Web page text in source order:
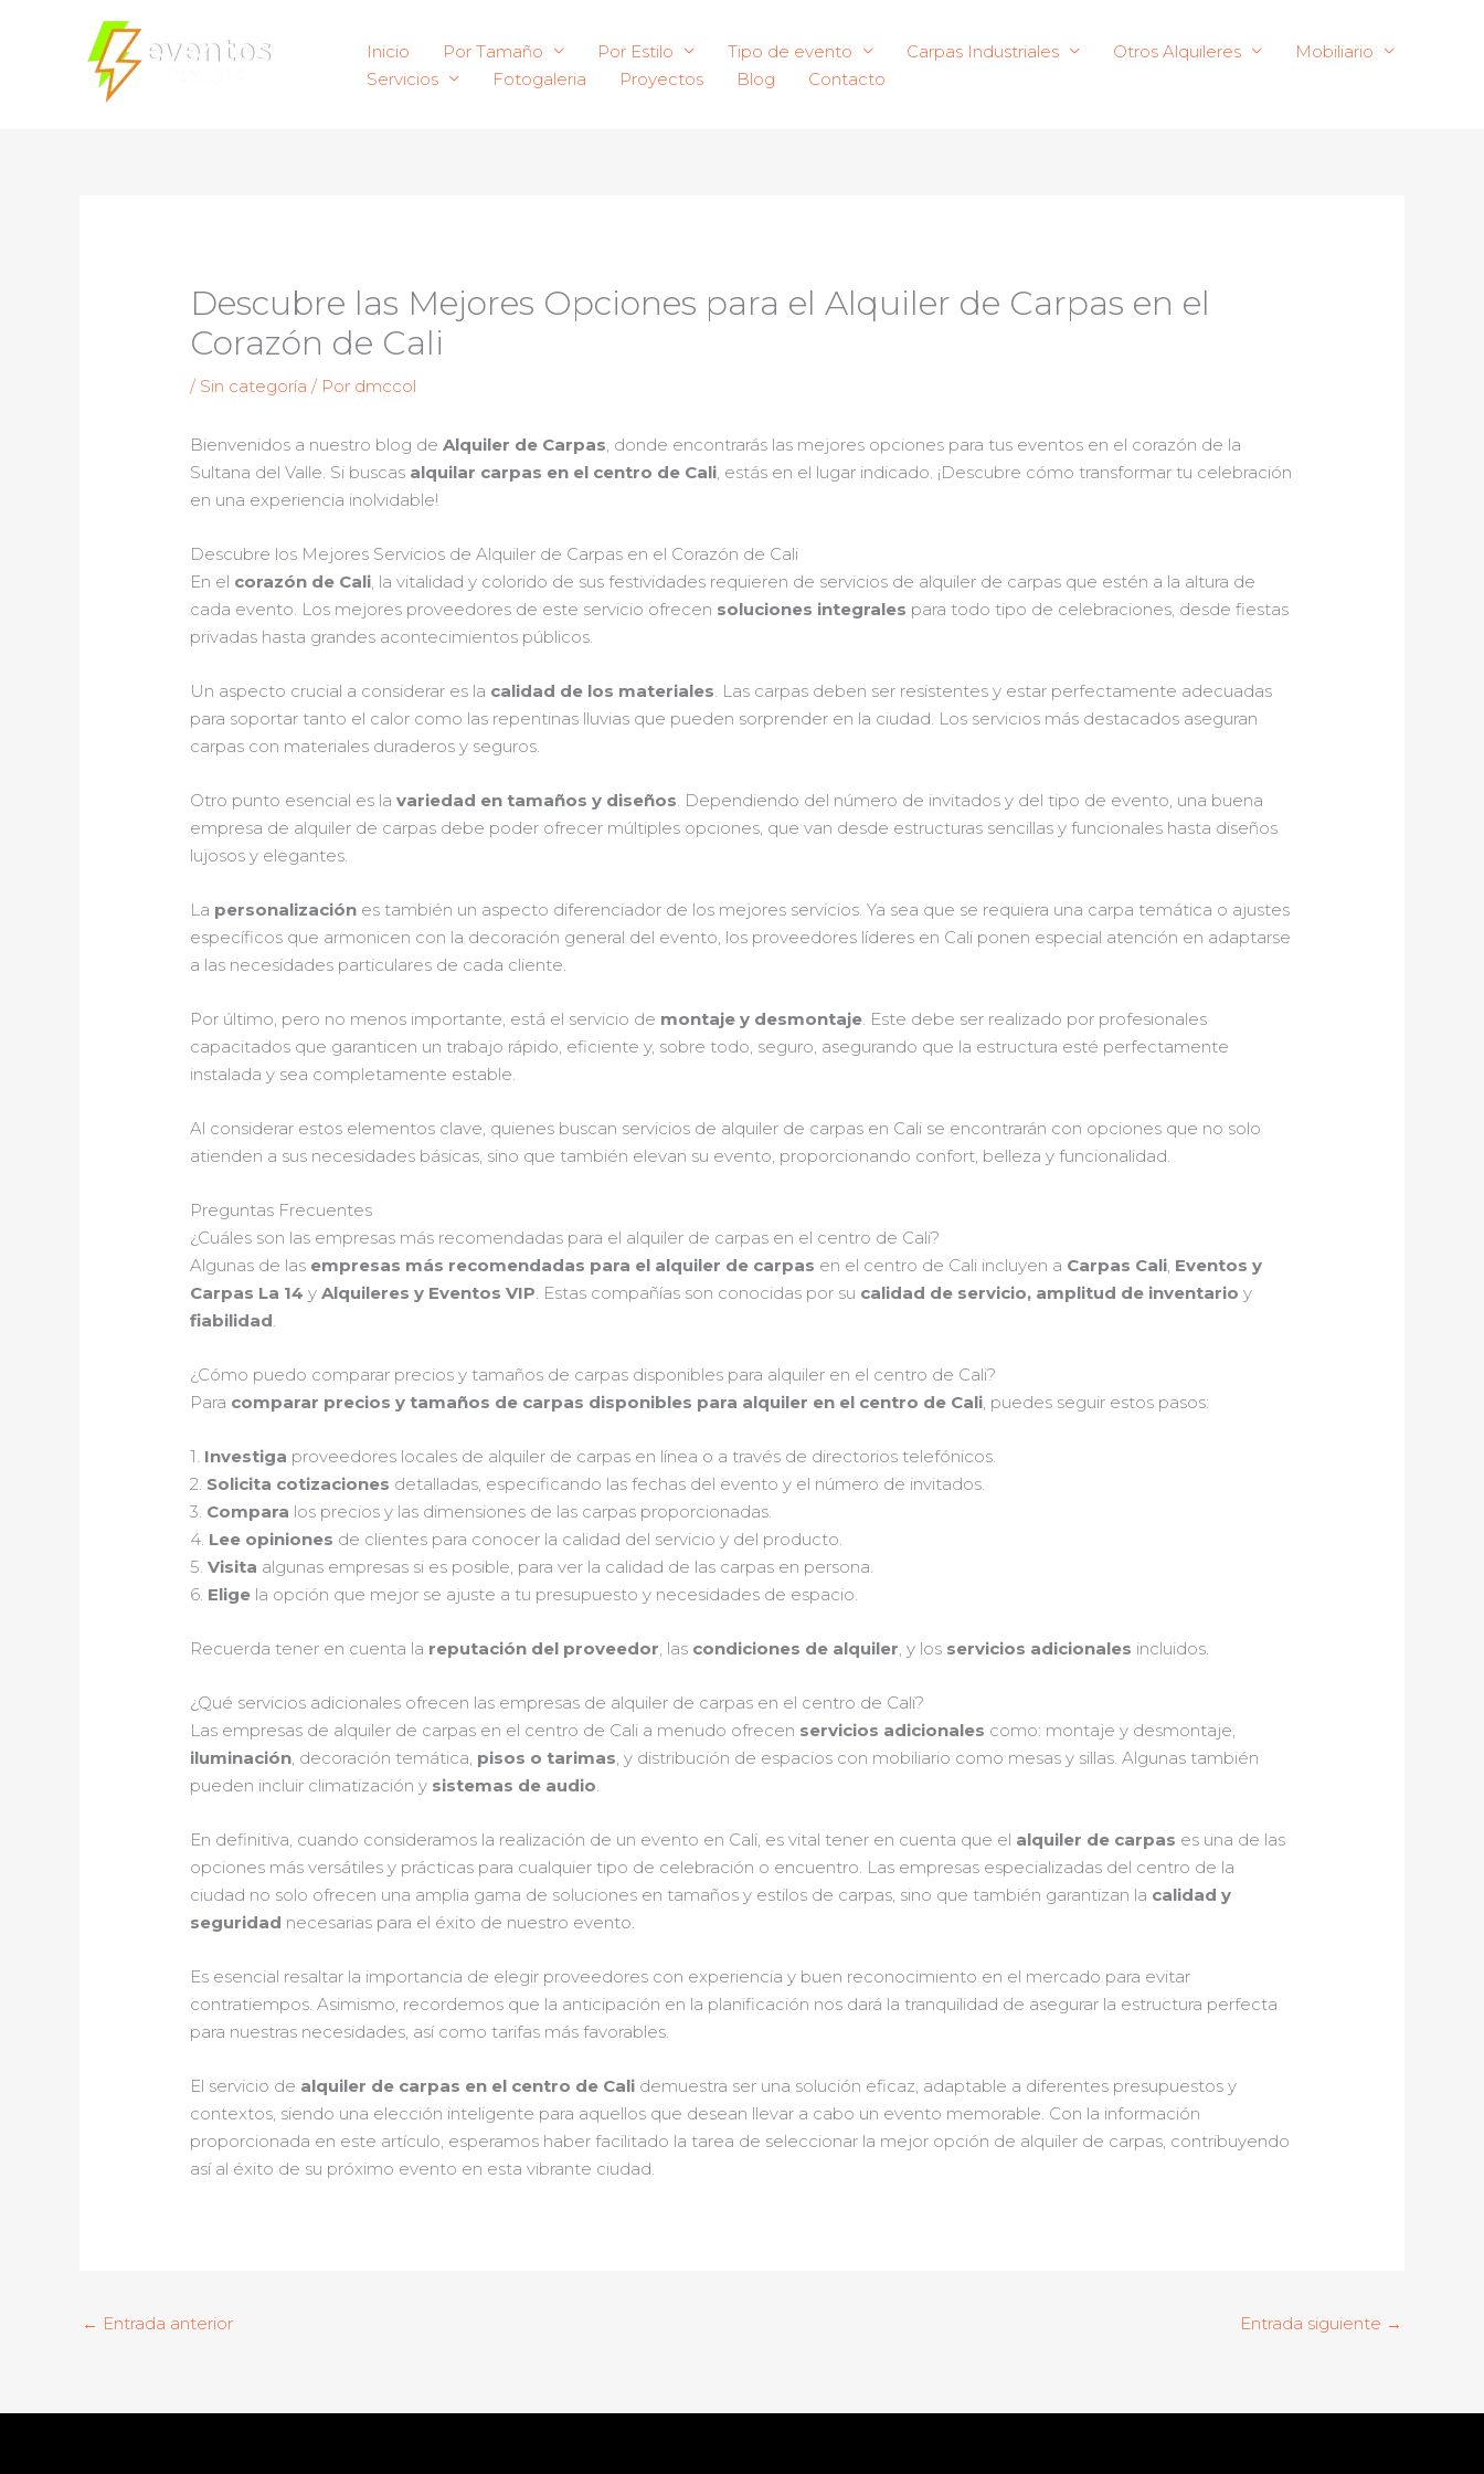
Inicio Por Tamaño Por Estilo Tipo de evento Carpas Industriales Otros Alquileres
Mobiliario
Servicios
Fotogaleria Proyectos Blog Contacto
Descubre las Mejores Opciones para el Alquiler de Carpas en el
Corazón de Cali
/ Sin categoría / Por dmccol
Bienvenidos a nuestro blog deAlquiler de Carpas, donde encontrarás las mejores opciones para tus eventos en el corazón de la
Sultana del Valle. Si buscas alquilar carpas en el centro de Cali, estás en el lugar indicado. ¡Descubre cómo transformar tu celebración
en una experiencia inolvidable!
Descubre los Mejores Servicios de Alquiler de Carpas en el Corazón de Cali
En el corazón de Cali, la vitalidad y colorido de sus festividades requieren de servicios de alquiler de carpas que estén a la altura de
cada evento. Los mejores proveedores de este servicio ofrecen soluciones integrales para todo tipo de celebraciones, desde fiestas
privadas hasta grandes acontecimientos públicos.
Un aspecto crucial a considerar es la calidad de los materiales. Las carpas deben ser resistentes y estar perfectamente adecuadas
para soportar tanto el calor como las repentinas lluvias que pueden sorprender en la ciudad. Los servicios más destacados aseguran
carpas con materiales duraderos y seguros.
Otro punto esencial es lavariedad en tamaños y diseños. Dependiendo del número de invitados y del tipo de evento, una buena
empresa de alquiler de carpas debe poder ofrecer múltiples opciones, que van desde estructuras sencillas y funcionales hasta diseños
lujosos y elegantes.
La personalización es también un aspecto diferenciador de los mejores servicios. Ya sea que se requiera una carpa temática o ajustes
específicos que armonicen con la decoración general del evento, los proveedores líderes en Cali ponen especial atención en adaptarse
a las necesidades particulares de cada cliente.
Por último, pero no menos importante, está el servicio de montaje y desmontaje. Este debe ser realizado por profesionales
capacitados que garanticen un trabajo rápido, eficiente y, sobre todo, seguro, asegurando que la estructura esté perfectamente
instalada y sea completamente estable.
Al considerar estos elementos clave, quienes buscan servicios de alquiler de carpas en Cali se encontrarán con opciones que no solo
atienden a sus necesidades básicas, sino que también elevan su evento, proporcionando confort, belleza y funcionalidad.
Preguntas Frecuentes
¿Cuáles son las empresas más recomendadas para el alquiler de carpas en el centro de Cali?
Algunas de las empresas más recomendadas para el alquiler de carpas en el centro de Cali incluyen a Carpas Cali, Eventos y
Carpas La 14 yAlquileres y Eventos VIP. Estas compañías son conocidas por su calidad de servicio, amplitud de inventario y
fiabilidad.
¿Cómo puedo comparar precios y tamaños de carpas disponibles para alquiler en el centro de Cali?
Para comparar precios y tamaños de carpas disponibles para alquiler en el centro de Cali, puedes seguir estos pasos:
1. Investiga proveedores locales de alquiler de carpas en línea o a través de directorios telefónicos.
2. Solicita cotizaciones detalladas, especificando las fechas del evento y el número de invitados.
3. Compara los precios y las dimensiones de las carpas proporcionadas.
4. Lee opiniones de clientes para conocer la calidad del servicio y del producto.
5.Visita algunas empresas si es posible, para ver la calidad de las carpas en persona.
6. Elige la opción que mejor se ajuste a tu presupuesto y necesidades de espacio.
Recuerda tener en cuenta la reputación del proveedor, las condiciones de alquiler, y los servicios adicionales incluidos.
¿Qué servicios adicionales ofrecen las empresas de alquiler de carpas en el centro de Cali?
Las empresas de alquiler de carpas en el centro de Cali a menudo ofrecen servicios adicionales como: montaje y desmontaje,
iluminación, decoración temática, pisos o tarimas, y distribución de espacios con mobiliario como mesas y sillas. Algunas también
pueden incluir climatización y sistemas de audio.
En definitiva, cuando consideramos la realización de un evento en Cali, es vital tener en cuenta que el alquiler de carpas es una de las
opciones más versátiles y prácticas para cualquier tipo de celebración o encuentro. Las empresas especializadas del centro de la
ciudad no solo ofrecen una amplia gama de soluciones en tamaños y estilos de carpas, sino que también garantizan la calidad y
seguridad necesarias para el éxito de nuestro evento.
Es esencial resaltar la importancia de elegir proveedores con experiencia y buen reconocimiento en el mercado para evitar
contratiempos. Asimismo, recordemos que la anticipación en la planificación nos dará la tranquilidad de asegurar la estructura perfecta
para nuestras necesidades, así como tarifas más favorables.
El servicio de alquiler de carpas en el centro de Cali demuestra ser una solución eficaz, adaptable a diferentes presupuestos y
contextos, siendo una elección inteligente para aquellos que desean llevar a cabo un evento memorable. Con la información
proporcionada en este artículo, esperamos haber facilitado la tarea de seleccionar la mejor opción de alquiler de carpas, contribuyendo
así al éxito de su próximo evento en esta vibrante ciudad.
← Entrada anterior Entrada siguiente →